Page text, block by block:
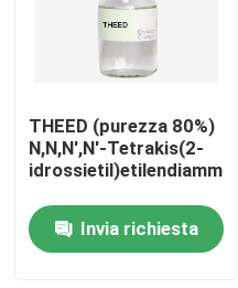
Visita alla fabbrica
Controllo di qualità
THEED (purezza 80%)
N,N,N',N'-Tetrakis(2-
idrossietil)etilendiammina
Invia richiesta